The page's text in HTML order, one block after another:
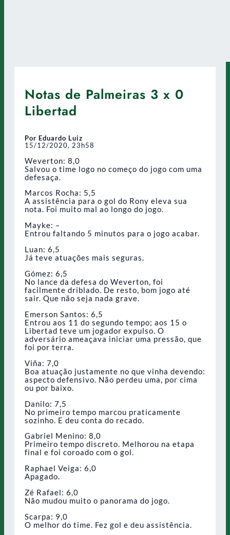
Notas de Palmeiras 3 x 0
Libertad
Por Eduardo Luiz
15/12/2020, 23h58
Weverton: 8,0
Salvou o time logo no começo do jogo com uma
defesaça.
Marcos Rocha: 5,5
A assistência para o gol do Rony eleva sua
nota. Foi muito mal ao longo do jogo.
Mayke: –
Entrou faltando 5 minutos para o jogo acabar.
Luan: 6,5
Já teve atuações mais seguras.
Gómez: 6,5
No lance da defesa do Weverton, foi
facilmente driblado. De resto, bom jogo até
sair. Que não seja nada grave.
Emerson Santos: 6,5
Entrou aos 11 do segundo tempo; aos 15 o
Libertad teve um jogador expulso. O
adversário ameaçava iniciar uma pressão, que
foi por terra.
Viña: 7,0
Boa atuação justamente no que vinha devendo:
aspecto defensivo. Não perdeu uma, por cima
ou por baixo.
Danilo: 7,5
No primeiro tempo marcou praticamente
sozinho. E deu conta do recado.
Gabriel Menino: 8,0
Primeiro tempo discreto. Melhorou na etapa
final e foi coroado com o gol.
Raphael Veiga: 6,0
Apagado.
Zé Rafael: 6,0
Não mudou muito o panorama do jogo.
Scarpa: 9,0
O melhor do time. Fez gol e deu assistência.